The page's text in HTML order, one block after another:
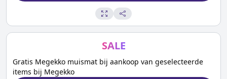
SALE
Gratis Megekko muismat bij aankoop van geselecteerde
items bij Megekko